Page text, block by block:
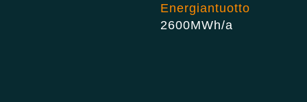
Energiantuotto
2600MWh/a